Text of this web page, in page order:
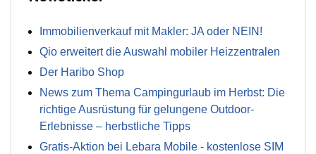
Immobilienverkauf mit Makler: JA oder NEIN!
Qio erweitert die Auswahl mobiler Heizzentralen
Der Haribo Shop
News zum Thema Campingurlaub im Herbst: Die
richtige Ausrüstung für gelungene Outdoor-
Erlebnisse – herbstliche Tipps
Gratis-Aktion bei Lebara Mobile - kostenlose SIM